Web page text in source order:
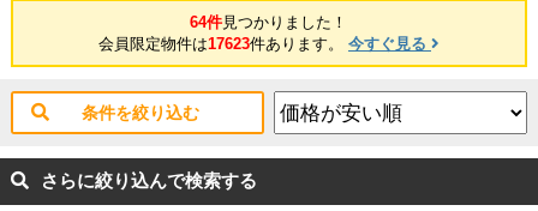
64件見つかりました！
会員限定物件は17623件あります。 今すぐ見る
条件を絞り込む
さらに絞り込んで検索する